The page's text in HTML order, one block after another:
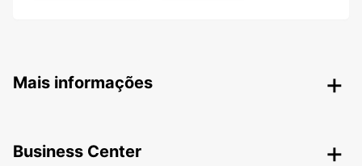
Mais informações
Business Center